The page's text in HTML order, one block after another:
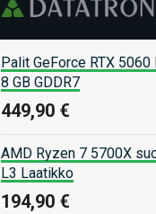
Palit GeForce RTX
8 GB GDDR7
449,90 €
AMD Ryzen 7 5700X
L3 Laatikko
194,90 €